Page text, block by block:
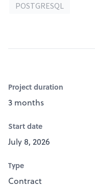
POSTGRESQL
Project duration
3 months
Start date
July 8, 2026
Type
Contract